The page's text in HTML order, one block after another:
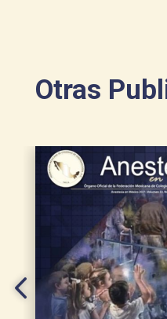
Otras